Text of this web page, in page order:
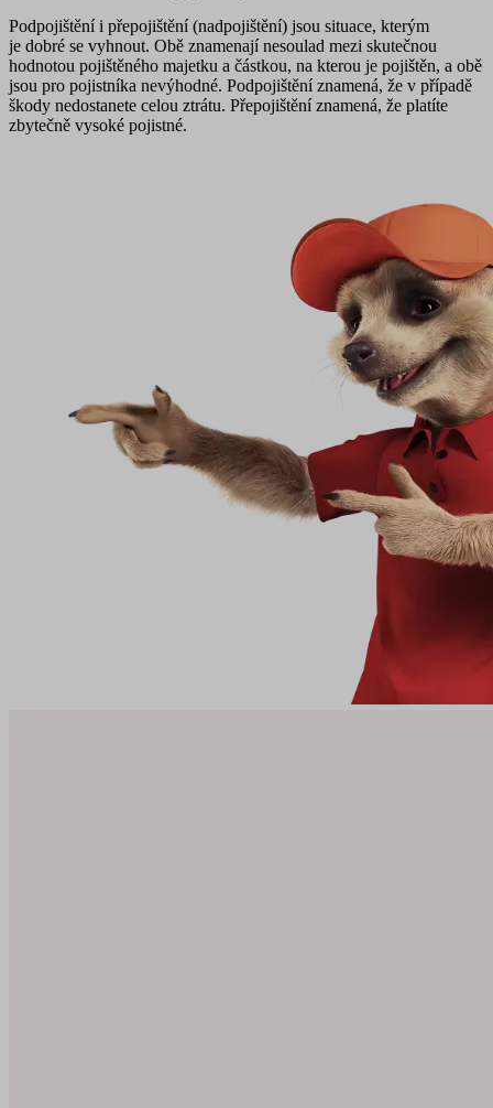
Podpojištění i přepojištění (nadpojištění) jsou situace, kterým
je dobré se vyhnout. Obě znamenají nesoulad mezi skutečnou
hodnotou pojištěného majetku a částkou, na kterou je pojištěn, a obě
jsou pro pojistníka nevýhodné. Podpojištění znamená, že v případě
škody nedostanete celou ztrátu. Přepojištění znamená, že platíte
zbytečně vysoké pojistné.